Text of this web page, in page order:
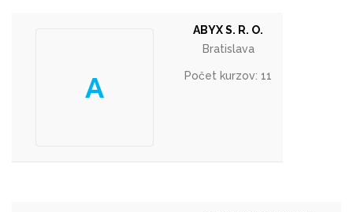
A
ABYX S. R. O.
Bratislava
Počet kurzov: 11